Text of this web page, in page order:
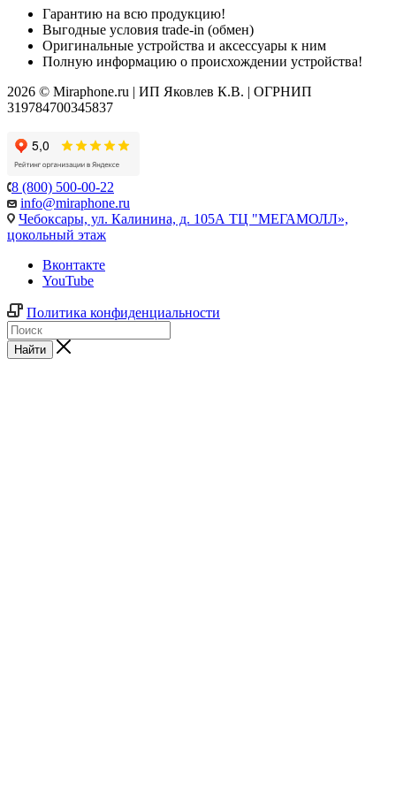
Гарантию на всю продукцию!
Выгодные условия trade-in (обмен)
Оригинальные устройства и аксессуары к ним
Полную информацию о происхождении устройства!
2026 © Miraphone.ru | ИП Яковлев К.В. | ОГРНИП
319784700345837
8 (800) 500-00-22
info@miraphone.ru
Чебоксары, ул. Калинина, д. 105А ТЦ "МЕГАМОЛЛ»,
цокольный этаж
Вконтакте
YouTube
Политика конфиденциальности
Найти